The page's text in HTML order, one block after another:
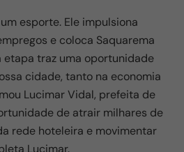
esporte. Ele impulsiona
e coloca Saquarema
etapa traz uma oportunidade
cidade, tanto na economia
Lucimar Vidal, prefeita de
de atrair milhares de
rede hoteleira e movimentar
Lucimar.